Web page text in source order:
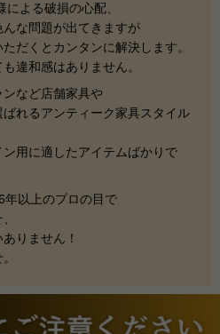
よる破損の心配、
んな問題が出てきますが
だくと カンタンに解決します。
違和感はありません。
など店舗家具や
れるアンティーク家具スタイル
用に適したアイテムばかりで
年以上のプロの目で
りません！